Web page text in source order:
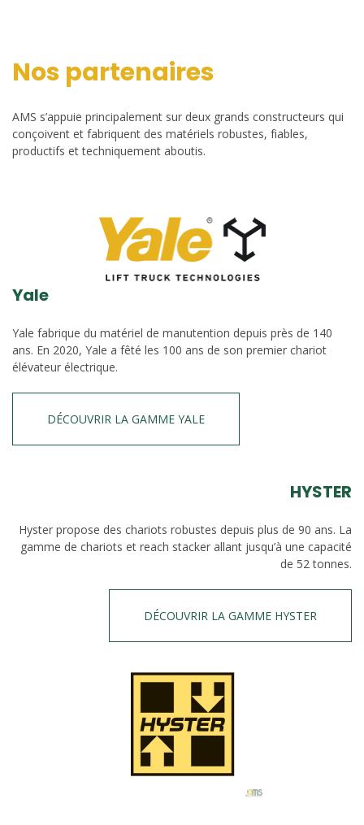
Nos partenaires
AMS s’appuie principalement sur deux grands constructeurs qui
conçoivent et fabriquent des matériels robustes, fiables,
productifs et techniquement aboutis.
Yale
Yale fabrique du matériel de manutention depuis près de 140
ans. En 2020, Yale a fêté les 100 ans de son premier chariot
élévateur électrique.
DÉCOUVRIR LA GAMME YALE
HYSTER
Hyster propose des chariots robustes depuis plus de 90 ans. La
gamme de chariots et reach stacker allant jusqu’à une capacité
de 52 tonnes.
DÉCOUVRIR LA GAMME HYSTER